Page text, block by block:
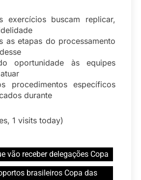
exercícios buscam replicar,
as etapas do processamento
oportunidade às equipes
procedimentos específicos
durante
1 visits today)
vão receber delegações Copa
brasileiros Copa das